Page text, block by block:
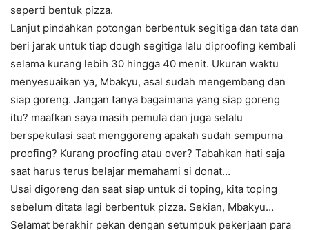
seperti bentuk pizza.
Lanjut pindahkan potongan berbentuk segitiga dan tata dan
beri jarak untuk tiap dough segitiga lalu diproofing kembali
selama kurang lebih 30 hingga 40 menit. Ukuran waktu
menyesuaikan ya, Mbakyu, asal sudah mengembang dan
siap goreng. Jangan tanya bagaimana yang siap goreng
itu? maafkan saya masih pemula dan juga selalu
berspekulasi saat menggoreng apakah sudah sempurna
proofing? Kurang proofing atau over? Tabahkan hati saja
saat harus terus belajar memahami si donat…
Usai digoreng dan saat siap untuk di toping, kita toping
sebelum ditata lagi berbentuk pizza. Sekian, Mbakyu…
Selamat berakhir pekan dengan setumpuk pekerjaan para